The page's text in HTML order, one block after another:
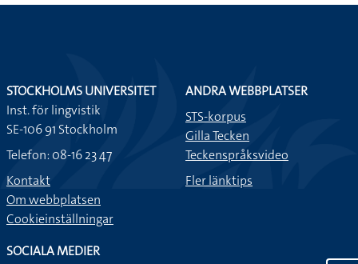
STOCKHOLMS UNIVERSITET
Inst. för lingvistik
SE-106 91 Stockholm
Telefon: 08-16 23 47
Kontakt
Om webbplatsen
Cookieinställningar
ANDRA WEBBPLATSER
STS-korpus
Gilla Tecken
Teckenspråksvideo
Fler länktips
SOCIALA MEDIER